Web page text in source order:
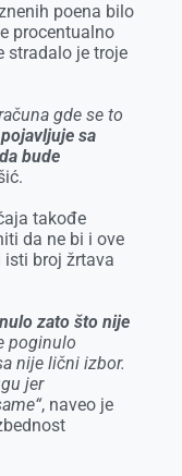
poena bilo
procentualno
stradalo je troje
gde se to
sa
bude
takođe
da ne bi i ove
isti broj žrtava
zato što nije
poginulo
nije lični izbor.
jer
, naveo je